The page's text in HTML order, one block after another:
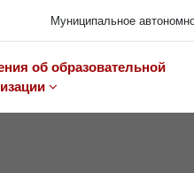
Муниципальное
об образовательной